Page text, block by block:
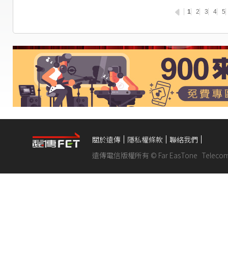
1 2 3 4 5
關於遠傳 隱私權條款
聯絡我們
遠傳電信版權所有 © Far EasTone